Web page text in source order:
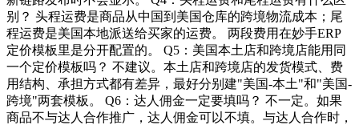
别？ 头程运费是商品从中国到美国仓库的跨境物流成本；尾
程运费是美国本地派送给买家的运费。 两段费用在妙手ERP
定价模板里是分开配置的。 Q5：美国本土店和跨境店能用同
一个定价模板吗？ 不建议。本土店和跨境店的发货模式、费
用结构、承担方式都有差异，最好分别建"美国-本土"和"美国-
跨境"两套模板。 Q6：达人佣金一定要填吗？ 不一定。如果
商品不与达人合作推广，达人佣金可以不填。与达人合作时，